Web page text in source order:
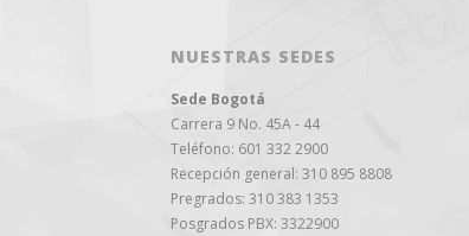
NUESTRAS SEDES
Sede Bogotá
Carrera 9 No. 45A - 44
Teléfono: 601 332 2900
Recepción general: 310 895 8808
Pregrados: 310 383 1353
Posgrados PBX: 3322900